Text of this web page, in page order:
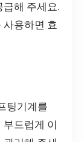
해 주세요.
사용하면 효
팅기계를
드럽게 이